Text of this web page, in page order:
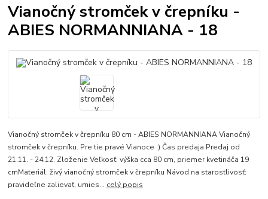
Vianočný stromček v črepníku -
ABIES NORMANNIANA - 18
Vianočný stromček v črepníku 80 cm - ABIES NORMANNIANA Vianočný
stromček v črepníku. Pre tie pravé Vianoce :) Čas predaja Predaj od
21.11. - 24.12. Zloženie Veľkosť: výška cca 80 cm, priemer kvetináča 19
cmMateriál: živý vianočný stromček v črepníku Návod na starostlivosť:
pravideľne zalievať, umies... celý popis